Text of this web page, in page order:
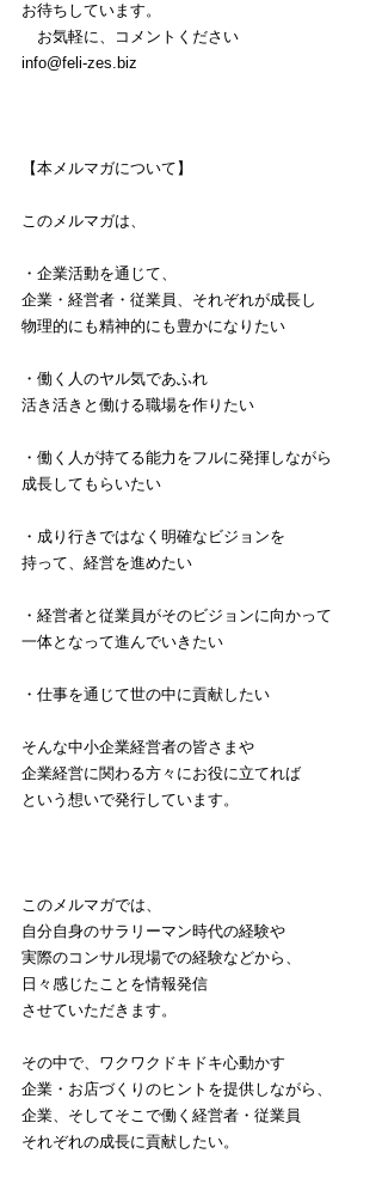
お待ちしています。
お気軽に、コメントください
info@feli-zes.biz
【本メルマガについて】
このメルマガは、
・企業活動を通じて、
企業・経営者・従業員、それぞれが成長し
物理的にも精神的にも豊かになりたい
・働く人のヤル気であふれ
活き活きと働ける職場を作りたい
・働く人が持てる能力をフルに発揮しながら
成長してもらいたい
・成り行きではなく明確なビジョンを
持って、経営を進めたい
・経営者と従業員がそのビジョンに向かって
一体となって進んでいきたい
・仕事を通じて世の中に貢献したい
そんな中小企業経営者の皆さまや
企業経営に関わる方々にお役に立てれば
という想いで発行しています。
このメルマガでは、
自分自身のサラリーマン時代の経験や
実際のコンサル現場での経験などから、
日々感じたことを情報発信
させていただきます。
その中で、ワクワクドキドキ心動かす
企業・お店づくりのヒントを提供しながら、
企業、そしてそこで働く経営者・従業員
それぞれの成長に貢献したい。